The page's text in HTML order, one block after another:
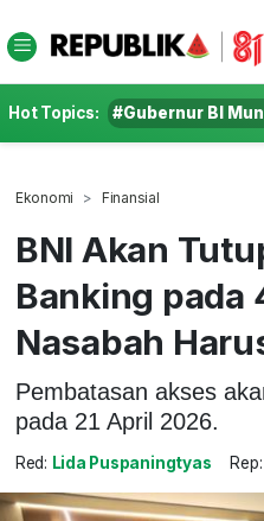
Hot Topics: #Gubernur BI
Ekonomi Finansial
BNI Akan
Banking pada
Nasabah
Pembatasan akses
pada 21 April 2026.
Red: Lida Puspaningtyas Rep: